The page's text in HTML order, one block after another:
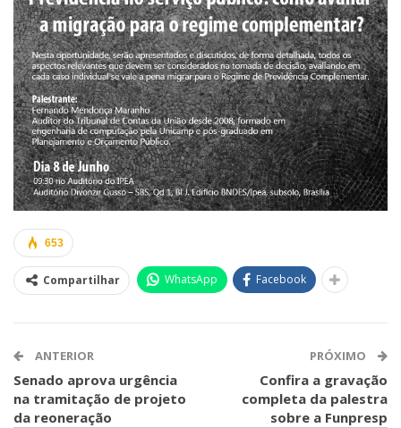
653
Compartilhar WhatsApp Facebook
ANTERIOR
Senado aprova urgência
na tramitação de projeto
da reoneração
PRÓXIMO
Confira a gravação
completa da palestra
sobre a Funpresp